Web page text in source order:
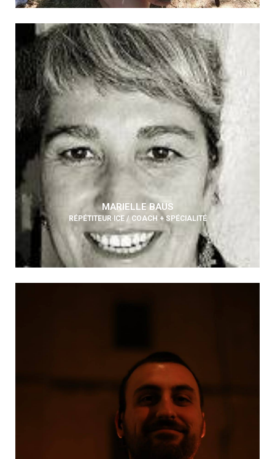
MARIELLE BAUS
RÉPÉTITEUR·ICE / COACH + SPÉCIALITÉ